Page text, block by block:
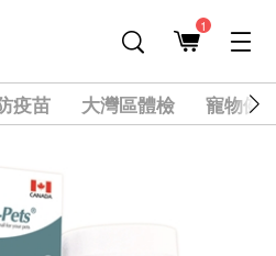
1
疫苗 大灣區體檢 寵物健